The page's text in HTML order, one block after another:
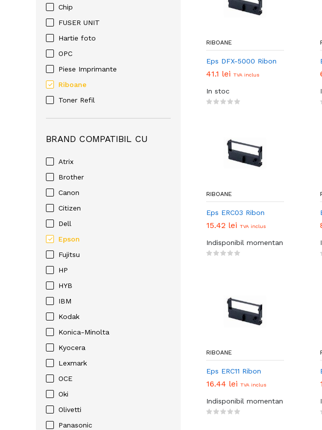
Chip
FUSER UNIT
Hartie foto
OPC
Piese Imprimante
Riboane
Toner Refil
BRAND COMPATIBIL CU
Atrix
Brother
Canon
Citizen
Dell
Epson
Fujitsu
HP
HYB
IBM
Kodak
Konica-Minolta
Kyocera
Lexmark
OCE
Oki
Olivetti
Panasonic
RIBOANE
Eps DFX-5000 Ribon
41.1 lei TVA inclus
In stoc
RIBOANE
Eps ERC03 Ribon
15.42 lei TVA inclus
Indisponibil momentan
RIBOANE
Eps ERC11 Ribon
16.44 lei TVA inclus
Indisponibil momentan